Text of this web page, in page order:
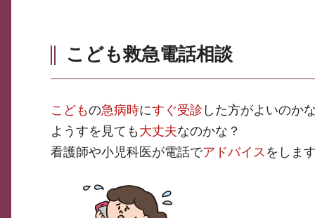
こども救急電話相談
こどもの急病時にすぐ受診 した方がよいのか
ようすを見ても 大丈夫なのかな？
看護師や小児科医が電話でアドバイス をします